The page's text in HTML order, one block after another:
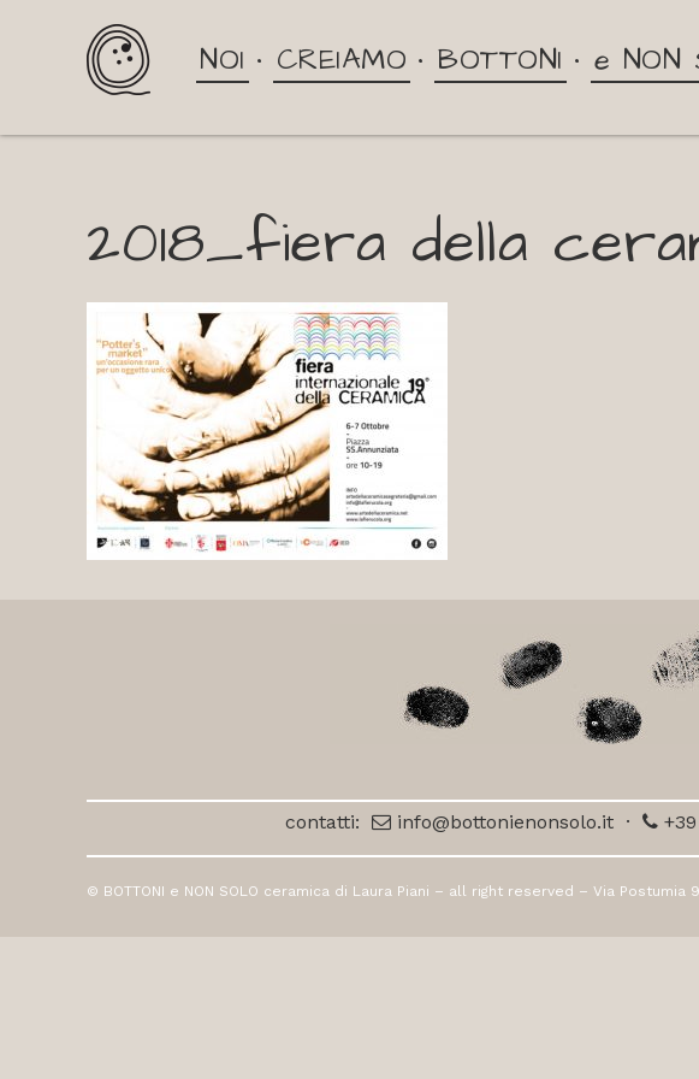
NOI CREIAMO BOTTONI e NON
2018_fiera della
contatti: info@bottonienonsolo.it ·
© BOTTONI e NON SOLO ceramica di Laura Piani – all right reserved – Via Postumia